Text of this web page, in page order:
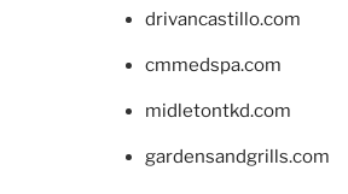
drivancastillo.com
cmmedspa.com
midletontkd.com
gardensandgrills.com